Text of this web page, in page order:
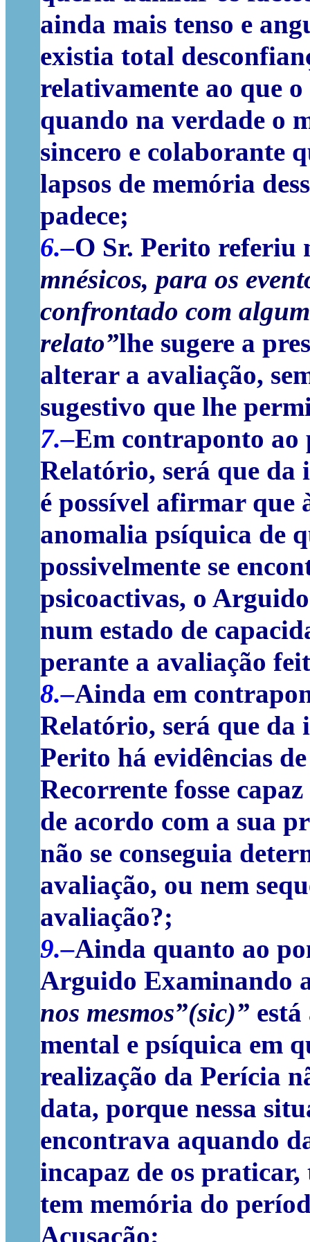
ainda mais tenso e
existia total
relativamente ao que
quando na verdade o
sincero e colaborante
lapsos de memória
padece;
6.–O Sr. Perito referiu
mnésicos, para os
confrontado com
relato”lhe sugere a
alterar a avaliação,
sugestivo que lhe
7.–Em contraponto ao
Relatório, será que
é possível afirmar que
anomalia psíquica de
possivelmente se
psicoactivas, o
num estado de
perante a avaliação
8.–Ainda em
Relatório, será que da
Perito há evidências
Recorrente fosse
de acordo com a sua
não se conseguia
avaliação, ou nem
avaliação?;
9.–Ainda quanto ao
Arguido Examinando
nos mesmos”(sic)”
mental e psíquica em
realização da Perícia
data, porque nessa
encontrava aquando
incapaz de os praticar,
tem memória do
Acusação;